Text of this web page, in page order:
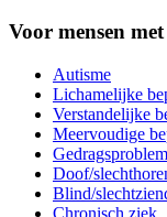
Voor mensen met
Autisme
Lichamelijke
Verstandelijke
Meervoudige
Doof/
Blind/
Chronisch ziek